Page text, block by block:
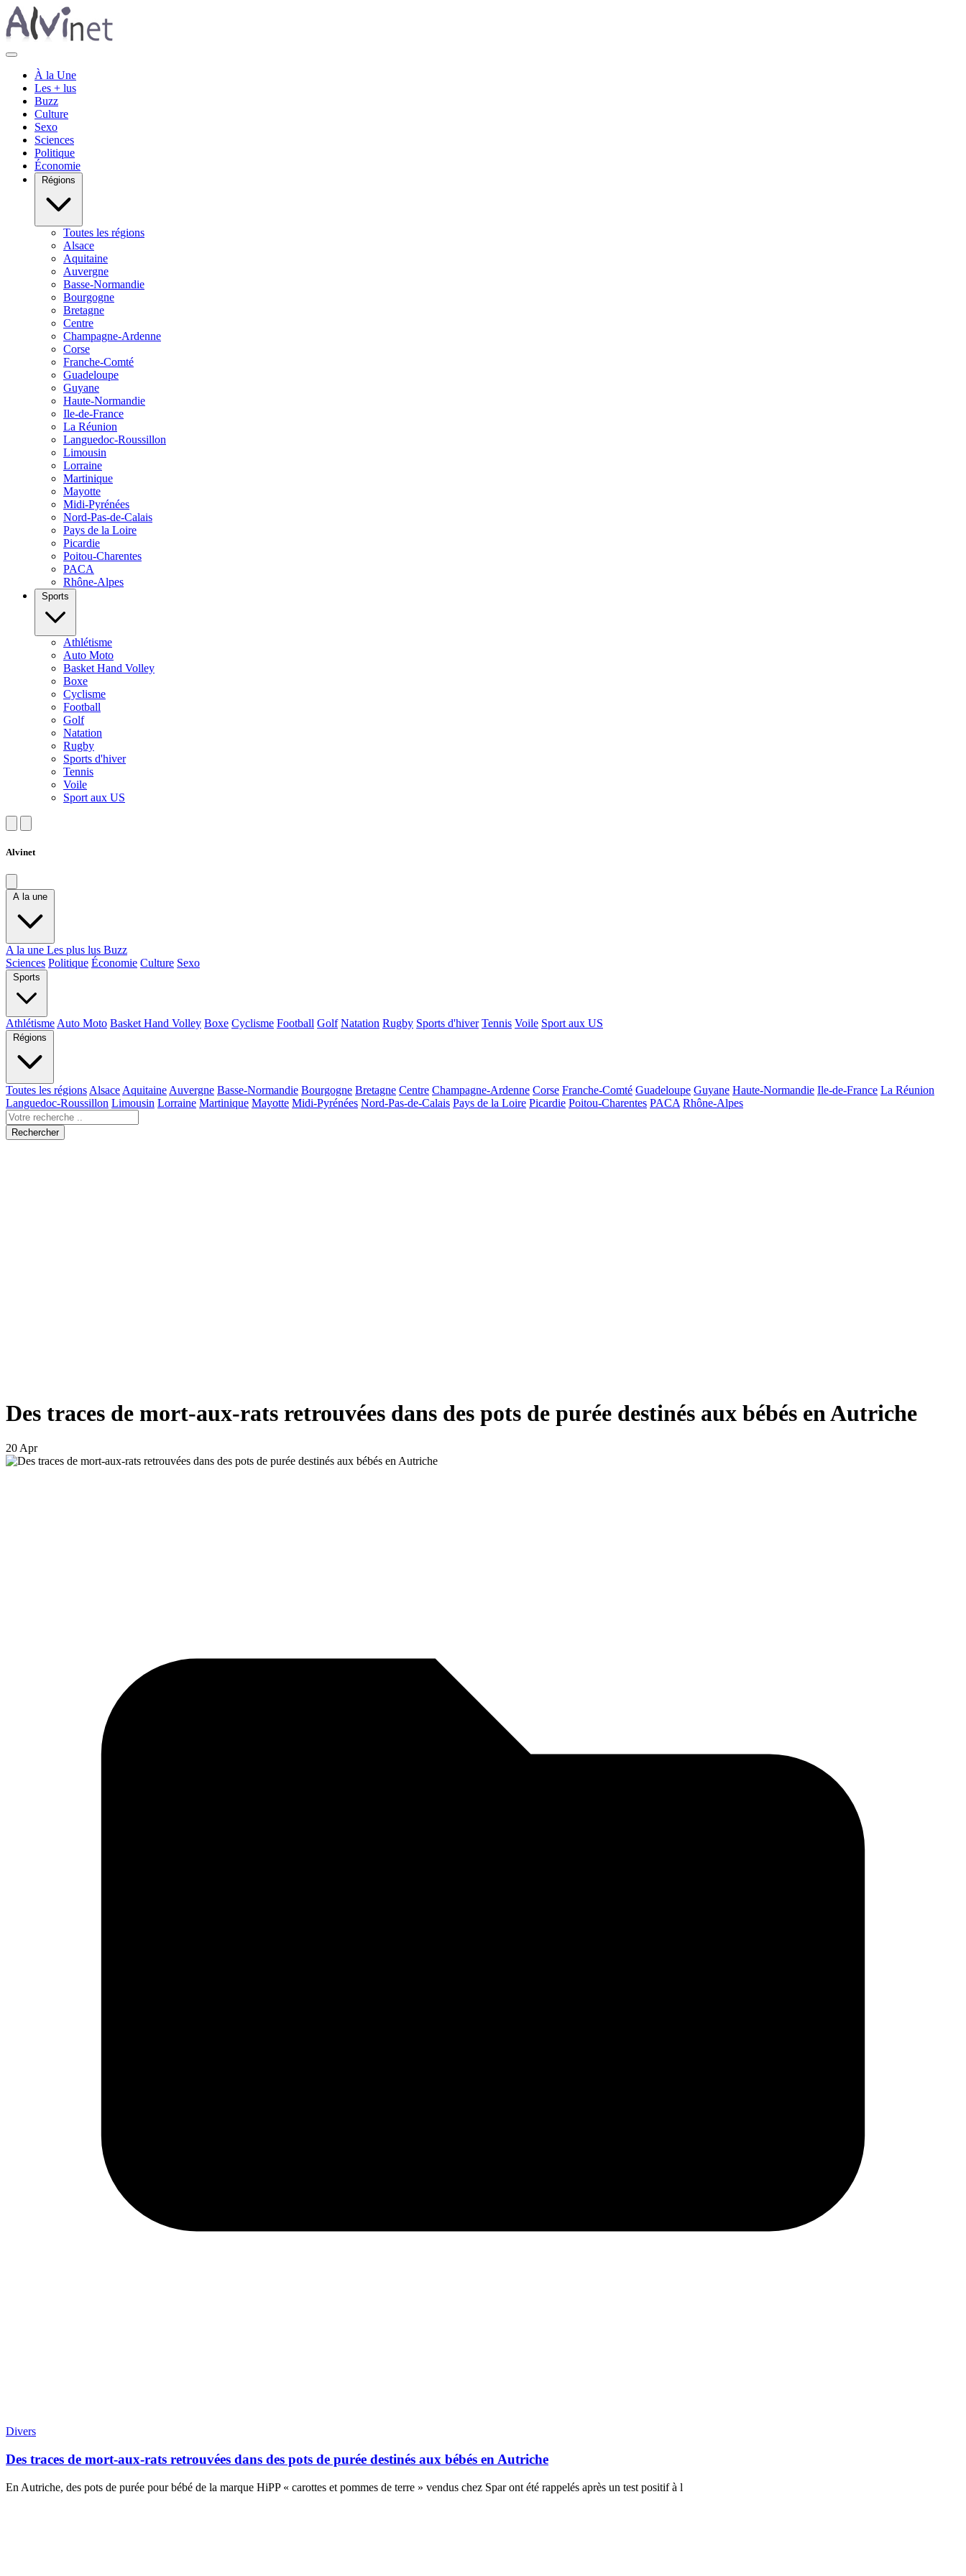
À la Une
Les + lus
Buzz
Culture
Sexo
Sciences
Politique
Économie
Régions
Toutes les régions
Alsace
Aquitaine
Auvergne
Basse-Normandie
Bourgogne
Bretagne
Centre
Champagne-Ardenne
Corse
Franche-Comté
Guadeloupe
Guyane
Haute-Normandie
Ile-de-France
La Réunion
Languedoc-Roussillon
Limousin
Lorraine
Martinique
Mayotte
Midi-Pyrénées
Nord-Pas-de-Calais
Pays de la Loire
Picardie
Poitou-Charentes
PACA
Rhône-Alpes
Sports
Athlétisme
Auto Moto
Basket Hand Volley
Boxe
Cyclisme
Football
Golf
Natation
Rugby
Sports d'hiver
Tennis
Voile
Sport aux US
Alvinet
A la une
A la une Les plus lus Buzz
Sciences Politique Économie Culture Sexo
Sports
Athlétisme Auto Moto Basket Hand Volley Boxe Cyclisme Football Golf Natation Rugby Sports d'hiver Tennis Voile Sport aux US
Régions
Toutes les régions Alsace Aquitaine Auvergne Basse-Normandie Bourgogne Bretagne Centre Champagne-Ardenne Corse Franche-Comté Guadeloupe Guyane Haute-Normandie Ile-de-France La Réunion
Languedoc-Roussillon Limousin Lorraine Martinique Mayotte Midi-Pyrénées Nord-Pas-de-Calais Pays de la Loire Picardie Poitou-Charentes PACA Rhône-Alpes
Rechercher
Des traces de mort-aux-rats retrouvées dans des pots de purée destinés aux bébés en Autriche
20 Apr
Divers
Des traces de mort-aux-rats retrouvées dans des pots de purée destinés aux bébés en Autriche
En Autriche, des pots de purée pour bébé de la marque HiPP « carottes et pommes de terre » vendus chez Spar ont été rappelés après un test positif à l